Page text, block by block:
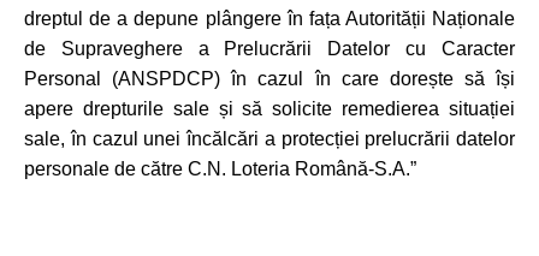
dreptul de a depune plângere în fața Autorității Naționale
de Supraveghere a Prelucrării Datelor cu Caracter
Personal (ANSPDCP) în cazul în care dorește să își
apere drepturile sale și să solicite remedierea situației
sale, în cazul unei încălcări a protecției prelucrării datelor
personale de către C.N. Loteria Română-S.A.”